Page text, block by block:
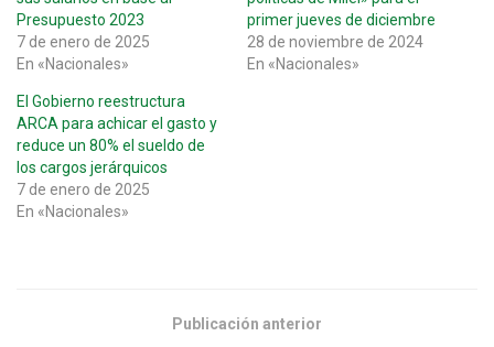
Presupuesto 2023
7 de enero de 2025
En «Nacionales»
primer jueves de diciembre
28 de noviembre de 2024
En «Nacionales»
El Gobierno reestructura
ARCA para achicar el gasto y
reduce un 80% el sueldo de
los cargos jerárquicos
7 de enero de 2025
En «Nacionales»
Publicación anterior